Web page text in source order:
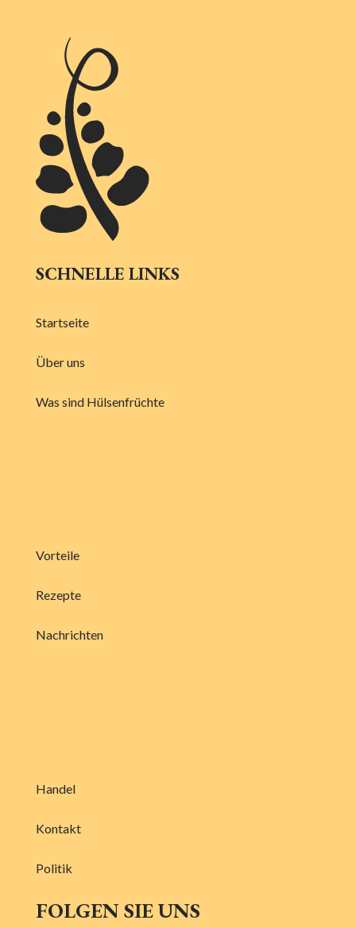
SCHNELLE LINKS
Startseite
Über uns
Was sind Hülsenfrüchte
Vorteile
Rezepte
Nachrichten
Handel
Kontakt
Politik
FOLGEN SIE UNS